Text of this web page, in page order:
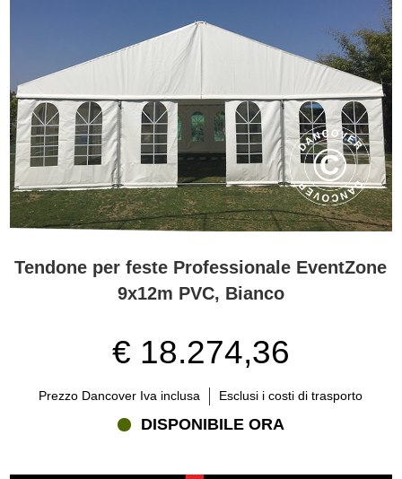
Tendone per feste Professionale EventZone
9x12m PVC, Bianco
€ 18.274,36
Prezzo Dancover Iva inclusa Esclusi i costi di trasporto
DISPONIBILE ORA